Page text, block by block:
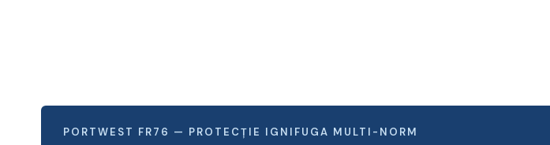
PORTWEST FR76 — PROTECȚIE IGNIFUGA MULTI-NORM